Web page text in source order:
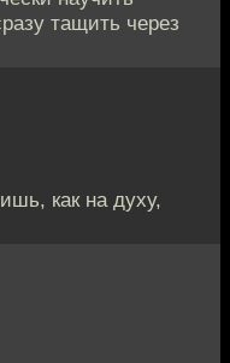
тащить через
как на духу,